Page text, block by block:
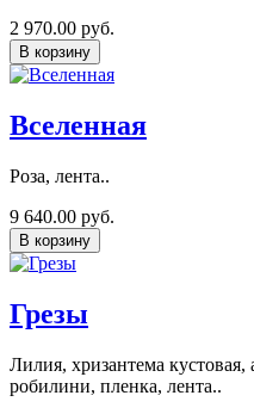
2 970.00 руб.
В корзину
Вселенная
Роза, лента..
9 640.00 руб.
В корзину
Грезы
Лилия, хризантема кустовая,
робилини, пленка, лента..